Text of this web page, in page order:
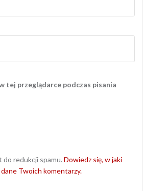
tej przeglądarce podczas pisania
do redukcji spamu. Dowiedz się, w jaki
Twoich komentarzy.